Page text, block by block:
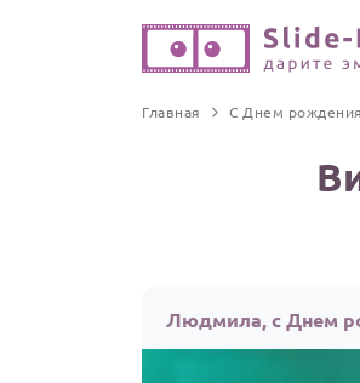
Главная С Днем рождения
Людмила, с Днем